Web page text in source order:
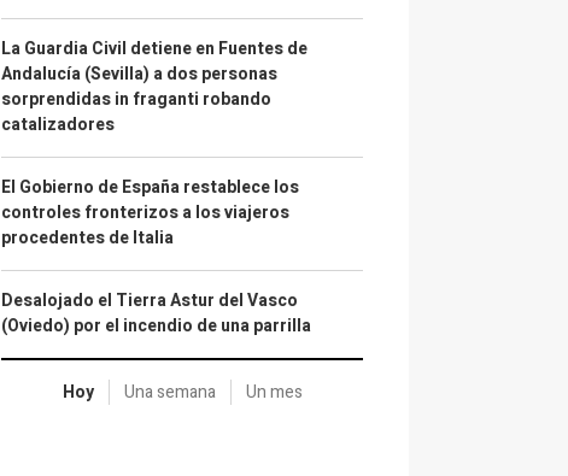
La Guardia Civil detiene en Fuentes de
Andalucía (Sevilla) a dos personas
sorprendidas in fraganti robando
catalizadores
El Gobierno de España restablece los
controles fronterizos a los viajeros
procedentes de Italia
Desalojado el Tierra Astur del Vasco
(Oviedo) por el incendio de una parrilla
Hoy Una semana Un mes